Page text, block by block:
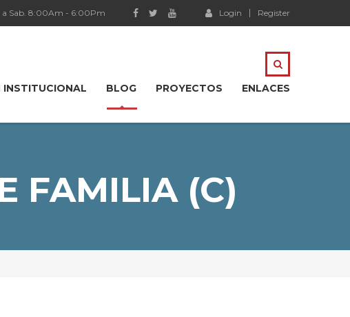
Login Register
a Sab. 8:00Am - 6:00Pm
INSTITUCIONAL BLOG PROYECTOS ENLACES
FAMILIA (C)